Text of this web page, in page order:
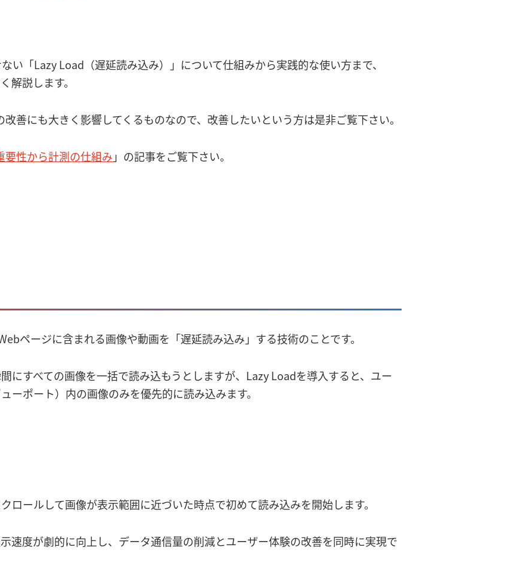
い「Lazy Load（遅延読み込み）」について仕組みから実践的な使い方まで、
解説します。
善にも大きく影響してくるものなので、改善したいという方は是非ご覧下さい。
要性から計測の仕組み 」の記事をご覧下さい。
ページに含まれる画像や動画を「遅延読み込み」する技術のことです。
にすべての画像を一括で読み込もうとしますが、Lazy Loadを導入すると、ユー
ーポート）内の画像のみを優先的に読み込みます。
ロールして画像が表示範囲に近づいた時点で初めて読み込みを開始します。
速度が劇的に向上し、データ通信量の削減とユーザー体験の改善を同時に実現で